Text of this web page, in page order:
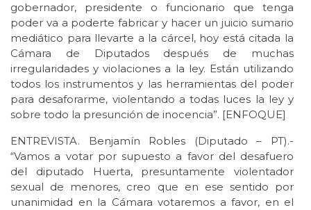
gobernador, presidente o funcionario que tenga
poder va a poderte fabricar y hacer un juicio sumario
mediático para llevarte a la cárcel, hoy está citada la
Cámara de Diputados después de muchas
irregularidades y violaciones a la ley. Están utilizando
todos los instrumentos y las herramientas del poder
para desaforarme, violentando a todas luces la ley y
sobre todo la presunción de inocencia”. [ENFOQUE]
ENTREVISTA. Benjamín Robles (Diputado – PT).-
“Vamos a votar por supuesto a favor del desafuero
del diputado Huerta, presuntamente violentador
sexual de menores, creo que en ese sentido por
unanimidad en la Cámara votaremos a favor, en el